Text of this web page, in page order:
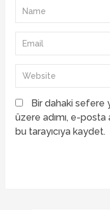
Bir dahaki sefere
üzere adımı, e-
bu tarayıcıya kaydet.